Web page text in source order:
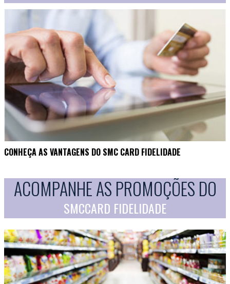
CONHEÇA AS VANTAGENS DO SMC CARD FIDELIDADE
ACOMPANHE AS PROMOÇÕES DO
SMCCARD FIDELIDADE